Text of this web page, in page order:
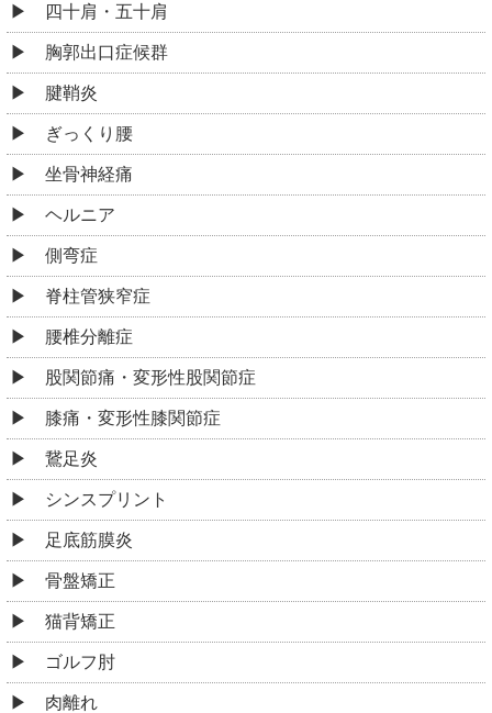
四十肩・五十肩
胸郭出口症候群
腱鞘炎
ぎっくり腰
坐骨神経痛
ヘルニア
側弯症
脊柱管狭窄症
腰椎分離症
股関節痛・変形性股関節症
膝痛・変形性膝関節症
鵞足炎
シンスプリント
足底筋膜炎
骨盤矯正
猫背矯正
ゴルフ肘
肉離れ